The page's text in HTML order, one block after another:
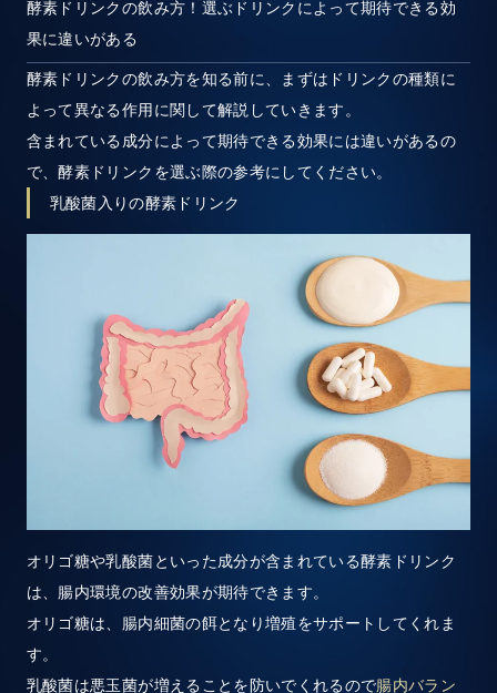
酵素ドリンクの飲み方！選ぶドリンクによって期待できる効
果に違いがある
酵素ドリンクの飲み方を知る前に、まずはドリンクの種類に
よって異なる作用に関して解説していきます。
含まれている成分によって期待できる効果には違いがあるの
で、酵素ドリンクを選ぶ際の参考にしてください。
乳酸菌入りの酵素ドリンク
オリゴ糖や乳酸菌といった成分が含まれている酵素ドリンク
は、腸内環境の改善効果が期待できます。
オリゴ糖は、腸内細菌の餌となり増殖をサポートしてくれま
す。
乳酸菌は悪玉菌が増えることを防いでくれるので腸内バラン